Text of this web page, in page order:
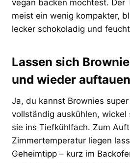
vegan backen möchtest. Der
meist ein wenig kompakter,
lecker schokoladig und
Lassen sich
und wieder
Ja, du kannst Brownies
vollständig auskühlen, wickel
sie ins Tiefkühlfach. Zum
Zimmertemperatur liegen
Geheimtipp – kurz im